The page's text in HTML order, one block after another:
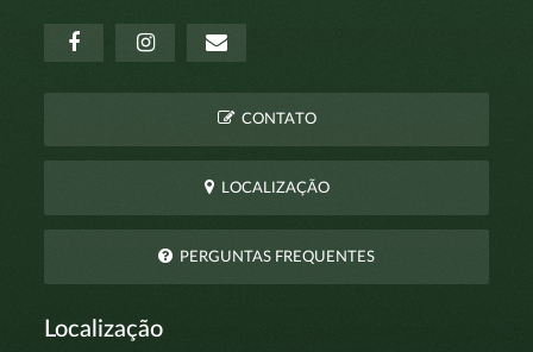
CONTATO
LOCALIZAÇÃO
PERGUNTAS FREQUENTES
Localização